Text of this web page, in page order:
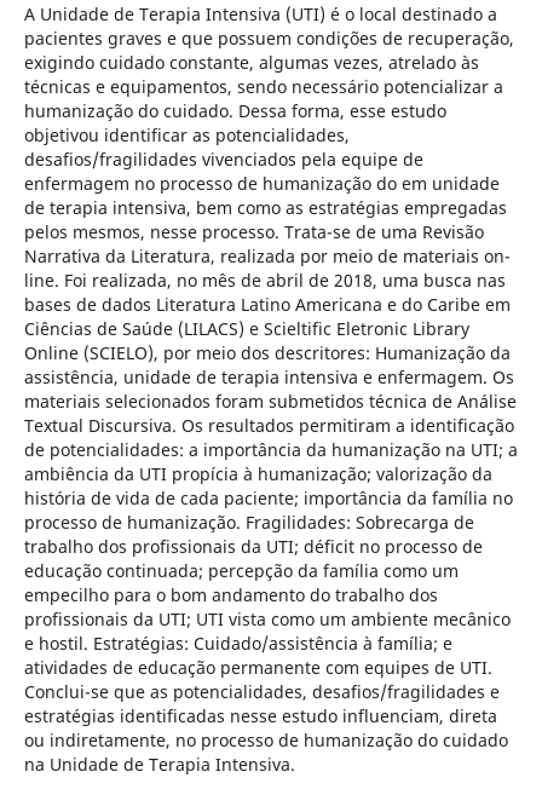
A Unidade de Terapia Intensiva (UTI) é o local destinado a
pacientes graves e que possuem condições de recuperação,
exigindo cuidado constante, algumas vezes, atrelado às
técnicas e equipamentos, sendo necessário potencializar a
humanização do cuidado. Dessa forma, esse estudo
objetivou identificar as potencialidades,
desafios/fragilidades vivenciados pela equipe de
enfermagem no processo de humanização do em unidade
de terapia intensiva, bem como as estratégias empregadas
pelos mesmos, nesse processo. Trata-se de uma Revisão
Narrativa da Literatura, realizada por meio de materiais on-
line. Foi realizada, no mês de abril de 2018, uma busca nas
bases de dados Literatura Latino Americana e do Caribe em
Ciências de Saúde (LILACS) e Scieltific Eletronic Library
Online (SCIELO), por meio dos descritores: Humanização da
assistência, unidade de terapia intensiva e enfermagem. Os
materiais selecionados foram submetidos técnica de Análise
Textual Discursiva. Os resultados permitiram a identificação
de potencialidades: a importância da humanização na UTI; a
ambiência da UTI propícia à humanização; valorização da
história de vida de cada paciente; importância da família no
processo de humanização. Fragilidades: Sobrecarga de
trabalho dos profissionais da UTI; déficit no processo de
educação continuada; percepção da família como um
empecilho para o bom andamento do trabalho dos
profissionais da UTI; UTI vista como um ambiente mecânico
e hostil. Estratégias: Cuidado/assistência à família; e
atividades de educação permanente com equipes de UTI.
Conclui-se que as potencialidades, desafios/fragilidades e
estratégias identificadas nesse estudo influenciam, direta
ou indiretamente, no processo de humanização do cuidado
na Unidade de Terapia Intensiva.